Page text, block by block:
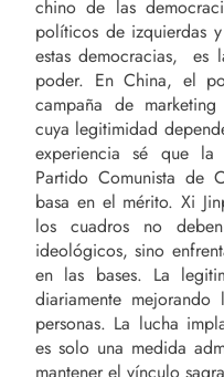
chino de las
políticos de izquierdas
estas democracias, es
poder. En China, el
campaña de
cuya legitimidad
experiencia sé que
Partido Comunista de
basa en el mérito. Xi
los cuadros no
ideológicos, sino
en las bases. La
diariamente
personas. La lucha
es solo una medida